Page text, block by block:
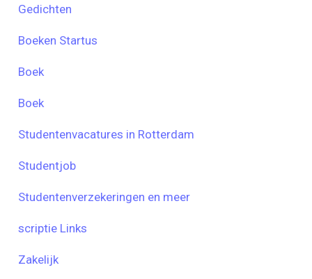
Gedichten
Boeken Startus
Boek
Boek
Studentenvacatures in Rotterdam
Studentjob
Studentenverzekeringen en meer
scriptie Links
Zakelijk